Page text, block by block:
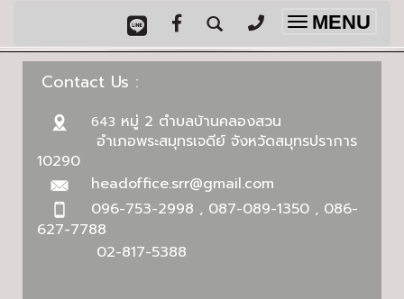
Toggle
navigation
MENU
Contact Us :
643 หมู่ 2 ตำบลบ้านคลองสวน
อำเภอพระสมุทรเจดีย์ จังหวัดสมุทรปราการ
10290
headoffice.srr@gmail.com
096-753-2998 , 087-089-1350 , 086-
627-7788
02-817-5388